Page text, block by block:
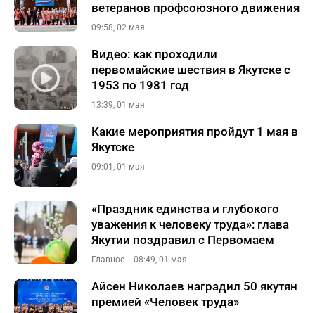
ветеранов профсоюзного движения
09:58, 02 мая
Видео: как проходили
первомайские шествия в Якутске с
1953 по 1981 год
13:39, 01 мая
Какие мероприятия пройдут 1 мая в
Якутске
09:01, 01 мая
«Праздник единства и глубокого
уважения к человеку труда»: глава
Якутии поздравил с Первомаем
Главное 08:49, 01 мая
Айсен Николаев наградил 50 якутян
премией «Человек труда»